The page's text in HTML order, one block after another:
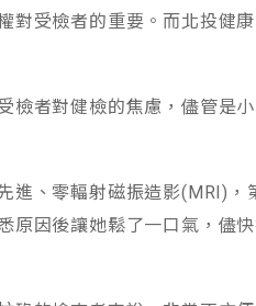
對受檢者的重要。而北投健
檢者對健檢的焦慮，儘管是
、零輻射磁振造影(MRI)，
原因後讓她鬆了一口氣，儘